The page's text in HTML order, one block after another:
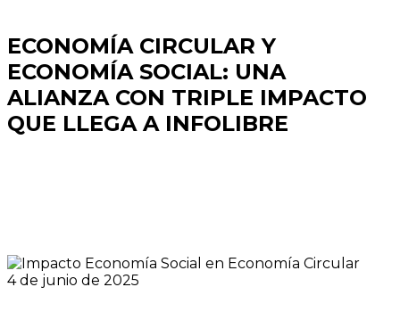
ECONOMÍA CIRCULAR Y
ECONOMÍA SOCIAL: UNA
ALIANZA CON TRIPLE IMPACTO
QUE LLEGA A INFOLIBRE
4 de junio de 2025